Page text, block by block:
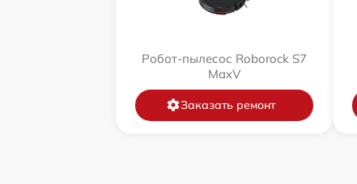
Робот-пылесос Roborock S7
MaxV
Заказать ремонт